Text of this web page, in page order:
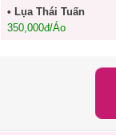
• Lụa Thái Tuấn
350,000đ/Áo